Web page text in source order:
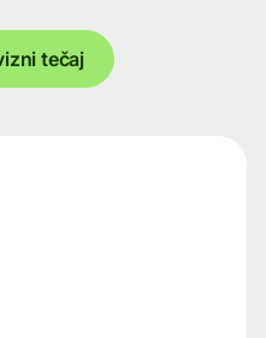
tečaj